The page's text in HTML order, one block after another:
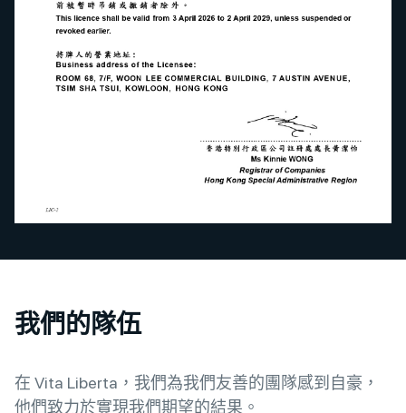
我們的隊伍
在 Vita Liberta，我們為我們友善的團隊感到自豪，
他們致力於實現我們期望的結果。